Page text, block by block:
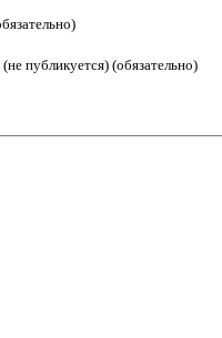
публикуется) (обязательно)